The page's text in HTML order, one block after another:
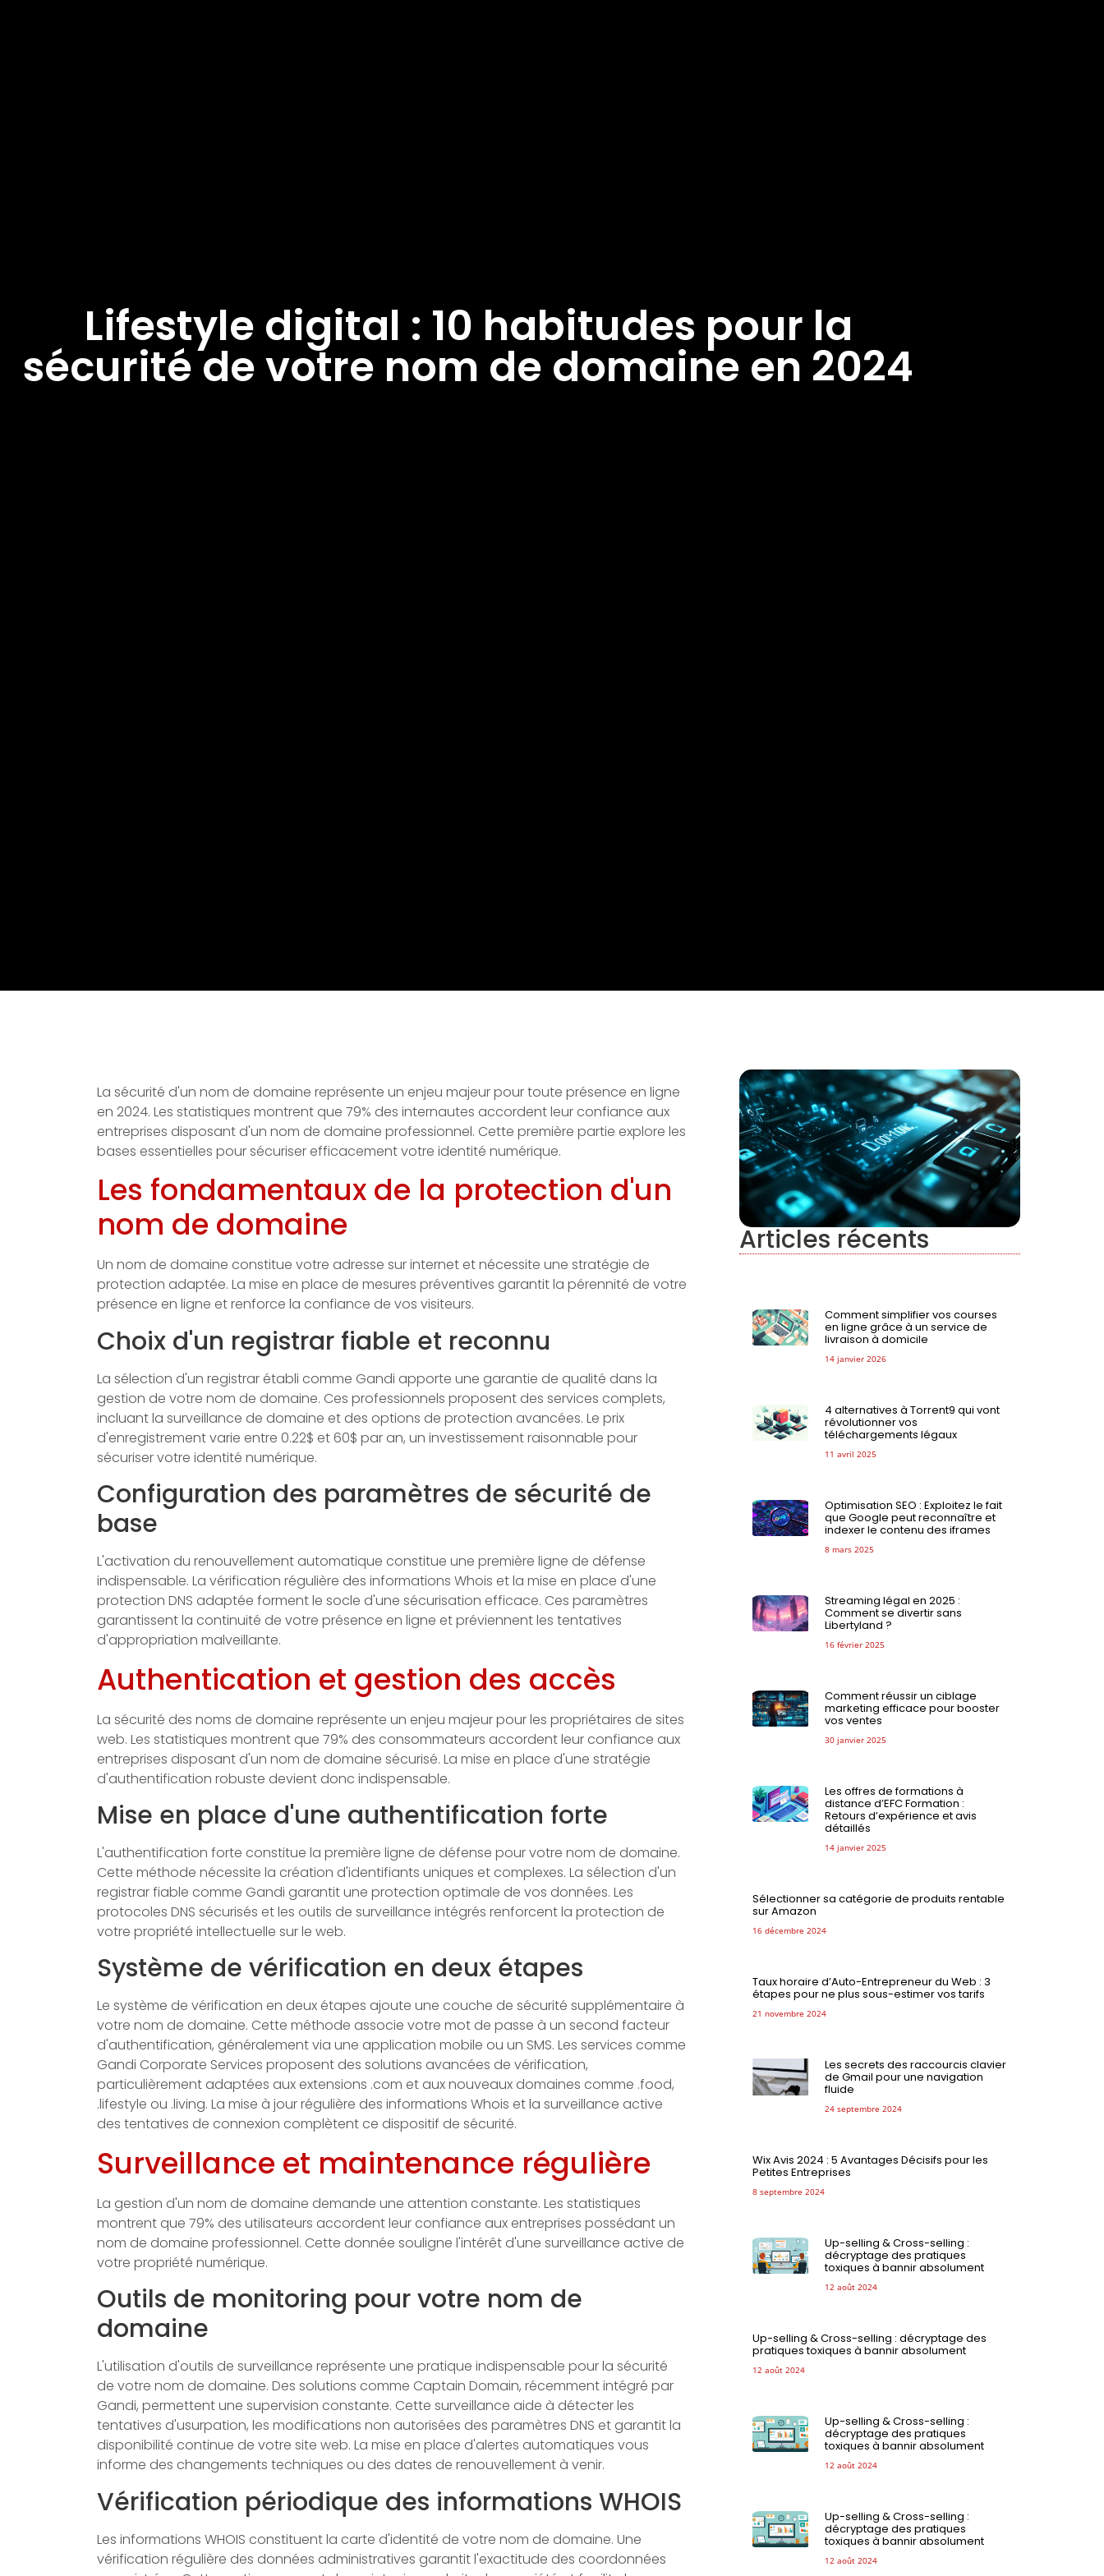
Lifestyle digital : 10 habitudes pour la
sécurité de votre nom de domaine en 2024
La sécurité d'un nom de domaine représente un enjeu majeur pour toute présence en ligne
en 2024. Les statistiques montrent que 79% des internautes accordent leur confiance aux
entreprises disposant d'un nom de domaine professionnel. Cette première partie explore les
bases essentielles pour sécuriser efficacement votre identité numérique.
Les fondamentaux de la protection d'un
nom de domaine
Un nom de domaine constitue votre adresse sur internet et nécessite une stratégie de
protection adaptée. La mise en place de mesures préventives garantit la pérennité de votre
présence en ligne et renforce la confiance de vos visiteurs.
Choix d'un registrar fiable et reconnu
La sélection d'un registrar établi comme Gandi apporte une garantie de qualité dans la
gestion de votre nom de domaine. Ces professionnels proposent des services complets,
incluant la surveillance de domaine et des options de protection avancées. Le prix
d'enregistrement varie entre 0.22$ et 60$ par an, un investissement raisonnable pour
sécuriser votre identité numérique.
Configuration des paramètres de sécurité de
base
L'activation du renouvellement automatique constitue une première ligne de défense
indispensable. La vérification régulière des informations Whois et la mise en place d'une
protection DNS adaptée forment le socle d'une sécurisation efficace. Ces paramètres
garantissent la continuité de votre présence en ligne et préviennent les tentatives
d'appropriation malveillante.
Authentication et gestion des accès
La sécurité des noms de domaine représente un enjeu majeur pour les propriétaires de sites
web. Les statistiques montrent que 79% des consommateurs accordent leur confiance aux
entreprises disposant d'un nom de domaine sécurisé. La mise en place d'une stratégie
d'authentification robuste devient donc indispensable.
Mise en place d'une authentification forte
L'authentification forte constitue la première ligne de défense pour votre nom de domaine.
Cette méthode nécessite la création d'identifiants uniques et complexes. La sélection d'un
registrar fiable comme Gandi garantit une protection optimale de vos données. Les
protocoles DNS sécurisés et les outils de surveillance intégrés renforcent la protection de
votre propriété intellectuelle sur le web.
Système de vérification en deux étapes
Le système de vérification en deux étapes ajoute une couche de sécurité supplémentaire à
votre nom de domaine. Cette méthode associe votre mot de passe à un second facteur
d'authentification, généralement via une application mobile ou un SMS. Les services comme
Gandi Corporate Services proposent des solutions avancées de vérification,
particulièrement adaptées aux extensions .com et aux nouveaux domaines comme .food,
.lifestyle ou .living. La mise à jour régulière des informations Whois et la surveillance active
des tentatives de connexion complètent ce dispositif de sécurité.
Surveillance et maintenance régulière
La gestion d'un nom de domaine demande une attention constante. Les statistiques
montrent que 79% des utilisateurs accordent leur confiance aux entreprises possédant un
nom de domaine professionnel. Cette donnée souligne l'intérêt d'une surveillance active de
votre propriété numérique.
Outils de monitoring pour votre nom de
domaine
L'utilisation d'outils de surveillance représente une pratique indispensable pour la sécurité
de votre nom de domaine. Des solutions comme Captain Domain, récemment intégré par
Gandi, permettent une supervision constante. Cette surveillance aide à détecter les
tentatives d'usurpation, les modifications non autorisées des paramètres DNS et garantit la
disponibilité continue de votre site web. La mise en place d'alertes automatiques vous
informe des changements techniques ou des dates de renouvellement à venir.
Vérification périodique des informations WHOIS
Les informations WHOIS constituent la carte d'identité de votre nom de domaine. Une
vérification régulière des données administratives garantit l'exactitude des coordonnées
Articles récents
Comment simplifier vos courses
en ligne grâce à un service de
livraison à domicile
14 janvier 2026
4 alternatives à Torrent9 qui vont
révolutionner vos
téléchargements légaux
11 avril 2025
Optimisation SEO : Exploitez le fait
que Google peut reconnaître et
indexer le contenu des iframes
8 mars 2025
Streaming légal en 2025 :
Comment se divertir sans
Libertyland ?
16 février 2025
Comment réussir un ciblage
marketing efficace pour booster
vos ventes
30 janvier 2025
Les offres de formations à
distance d’EFC Formation :
Retours d’expérience et avis
détaillés
14 janvier 2025
Sélectionner sa catégorie de produits rentable
sur Amazon
16 décembre 2024
Taux horaire d’Auto-Entrepreneur du Web : 3
étapes pour ne plus sous-estimer vos tarifs
21 novembre 2024
Les secrets des raccourcis clavier
de Gmail pour une navigation
fluide
24 septembre 2024
Wix Avis 2024 : 5 Avantages Décisifs pour les
Petites Entreprises
8 septembre 2024
Up-selling & Cross-selling :
décryptage des pratiques
toxiques à bannir absolument
12 août 2024
Up-selling & Cross-selling : décryptage des
pratiques toxiques à bannir absolument
12 août 2024
Up-selling & Cross-selling :
décryptage des pratiques
toxiques à bannir absolument
12 août 2024
Up-selling & Cross-selling :
décryptage des pratiques
toxiques à bannir absolument
12 août 2024